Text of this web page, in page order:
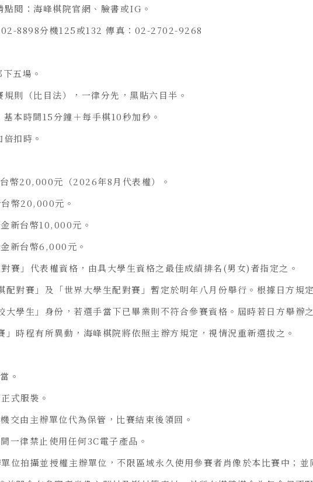
閱：海峰棋院官網、臉書或IG。
8898分機125或132 傳真：02-2702-9268
五場。
則（比目法），一律分先，黑貼六目半。
本時間15分鐘＋每手棋10秒加秒。
扣時。
幣20,000元（2026年8月代表權）。
幣20,000元。
新台幣10,000元。
新台幣6,000元。
賽」代表權資格，由具大學生資格之最佳成績排名(男女)者指定之。
配對賽」及「世界大學生配對賽」暫定於明年八月份舉行。根據日方規
大學生」身份，若選手當下已畢業則不符合參賽資格。屆時若日方舉辦
」時程有所異動，海峰棋院將依照主辦方規定，視情況重新選拔之。
。
式服裝。
交由主辦單位代為保管，比賽結束後領回。
一律禁止使用任何3C電子產品。
位拍攝並授權主辦單位，不限區域永久使用參賽者肖像於本比賽中；並